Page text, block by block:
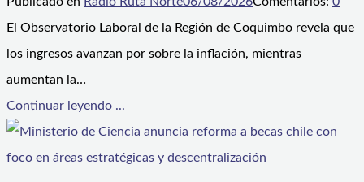
El Observatorio Laboral de la Región de Coquimbo revela que
los ingresos avanzan por sobre la inflación, mientras
aumentan la…
Continuar leyendo ...